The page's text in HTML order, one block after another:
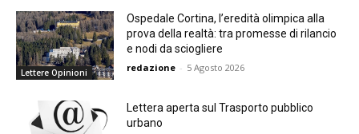
Lettere Opinioni
Ospedale Cortina, l’eredità olimpica alla
prova della realtà: tra promesse di rilancio
e nodi da sciogliere
redazione - 5 Agosto 2026
Lettera aperta sul Trasporto pubblico
urbano